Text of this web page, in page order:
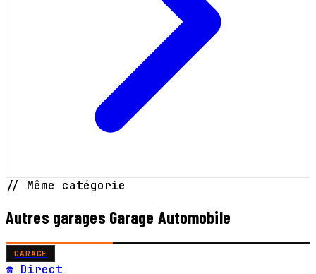
// Même catégorie
Autres garages Garage Automobile
GARAGE
☎ Direct